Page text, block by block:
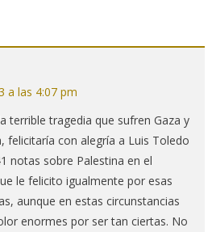
a las 4:07 pm
terrible tragedia que sufren Gaza y
felicitaría con alegría a Luis Toledo
notas sobre Palestina en el
le felicito igualmente por esas
aunque en estas circunstancias
enormes por ser tan ciertas. No